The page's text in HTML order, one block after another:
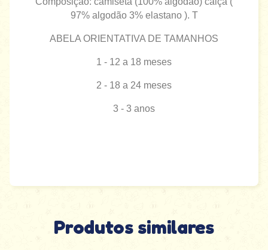
97% algodão 3% elastano ). T
ABELA ORIENTATIVA DE TAMANHOS
1 - 12 a 18 meses
2 - 18 a 24 meses
3 - 3 anos
Produtos similares